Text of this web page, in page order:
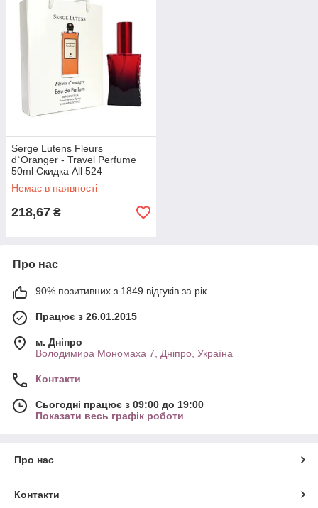
Serge Lutens Fleurs
d`Oranger - Travel Perfume
50ml Скидка All 524
Немає в наявності
218,67 ₴
Про нас
90% позитивних з 1849 відгуків за рік
Працює з 26.01.2015
м. Дніпро
Володимира Мономаха 7, Дніпро, Україна
Контакти
Сьогодні працює з 09:00 до 19:00
Показати весь графік роботи
Про нас
Контакти